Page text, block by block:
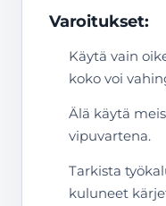
Varoitukset:
Käytä vain
koko voi
Älä käytä
vipuvartena.
Tarkista
kuluneet